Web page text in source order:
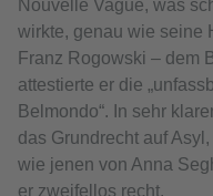
Nouvelle Vague, was
wirkte, genau wie seine
Franz Rogowski – dem
attestierte er die
Belmondo“. In sehr
das Grundrecht auf
wie jenen von Anna
er zweifellos recht.